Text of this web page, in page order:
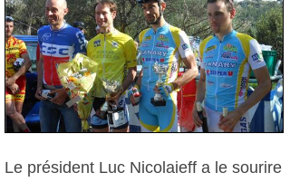
Le président Luc Nicolaieff a le sourire